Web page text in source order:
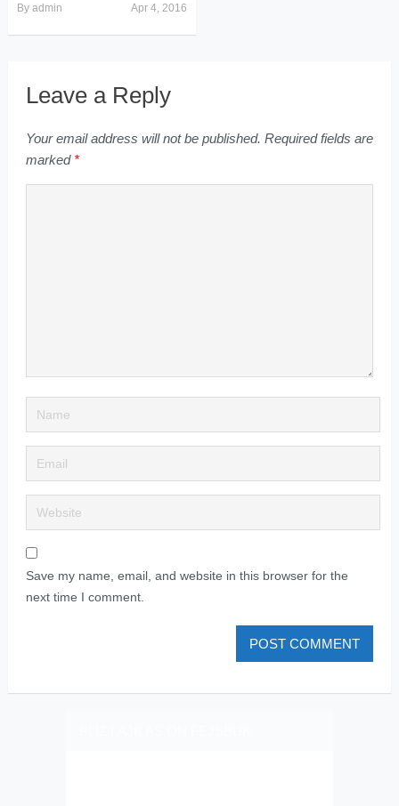
By admin Apr 4, 2016
Leave a Reply
Your email address will not be published. Required fields are
marked *
Save my name, email, and website in this browser for the
next time I comment.